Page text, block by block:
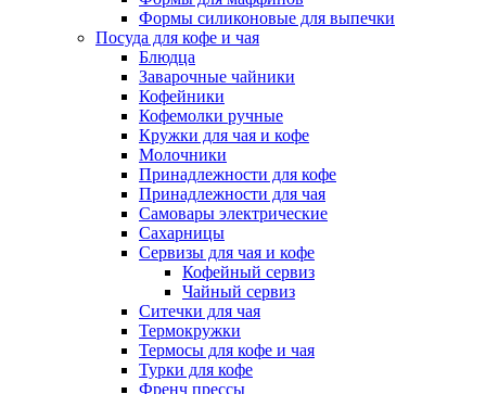
Формы силиконовые для выпечки
Посуда для кофе и чая
Блюдца
Заварочные чайники
Кофейники
Кофемолки ручные
Кружки для чая и кофе
Молочники
Принадлежности для кофе
Принадлежности для чая
Самовары электрические
Сахарницы
Сервизы для чая и кофе
Кофейный сервиз
Чайный сервиз
Ситечки для чая
Термокружки
Термосы для кофе и чая
Турки для кофе
Френч прессы